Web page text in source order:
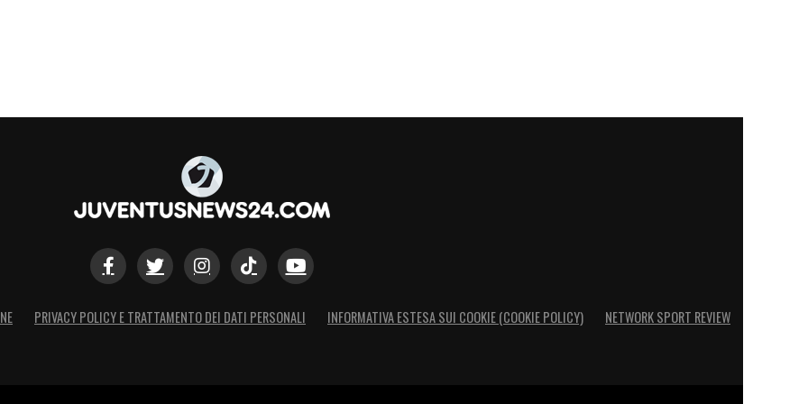
con cui riesce a coprire il campo. Senza
produrre numeri concreti, perché in passato
gli mancavano i gol e gli assist che invece,
che ha poi sviluppato nel corso degli
PRIVACY POLICY E TRATTAMENTO DEI DATI PERSONALI INFORMATIVA ESTESA SUI COOKIE (COOKIE POLICY) NETWORK SPORT REVIEW